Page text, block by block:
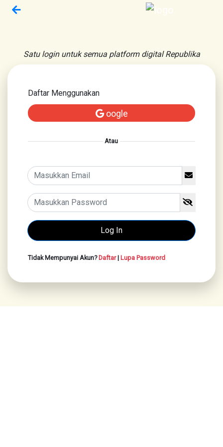
Satu login untuk semua platform digital Republika
Daftar Menggunakan
oogle
Atau
Tidak Mempunyai Akun?Daftar| Lupa Password